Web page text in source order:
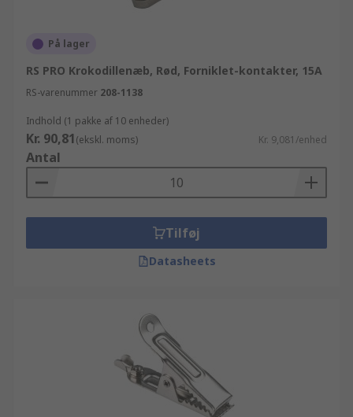
På lager
RS PRO Krokodillenæb, Rød, Forniklet-kontakter, 15A
RS-varenummer 208-1138
Indhold (1 pakke af 10 enheder)
Kr. 90,81(ekskl. moms) Kr. 9,081/enhed
Antal
Tilføj
Datasheets